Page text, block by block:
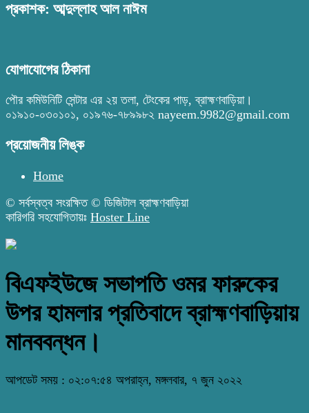
প্রকাশক: আব্দুল্লাহ আল নাঈম
যোগাযোগের ঠিকানা
পৌর কমিউনিটি সেন্টার এর ২য় তলা, টেংকের পাড়, ব্রাহ্মণবাড়িয়া।
০১৯১০-০৩০১০১, ০১৯৭৬-৭৮৯৯৮২ nayeem.9982@gmail.com
প্রয়োজনীয় লিঙ্ক
Home
© সর্বস্বত্ব সংরক্ষিত © ডিজিটাল ব্রাহ্মণবাড়িয়া
কারিগরি সহযোগিতায়ঃ Hoster Line
বিএফইউজে সভাপতি ওমর ফারুকের
উপর হামলার প্রতিবাদে ব্রাহ্মণবাড়িয়ায়
মানববন্ধন।
আপডেট সময় : ০২:০৭:৫৪ অপরাহ্ন, মঙ্গলবার, ৭ জুন ২০২২